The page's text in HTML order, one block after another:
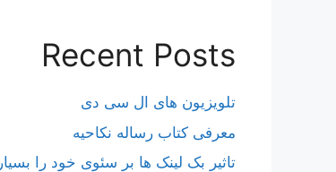
Recent Posts
تلویزیون های ال سی دی
معرفی کتاب رساله نکاحیه
تاثیر بک لینک ها بر سئوی خود را بسیار